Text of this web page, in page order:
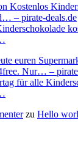
Kostenlos
– pirate-deals.de
euren
Nur… –
für alle
zu Hello